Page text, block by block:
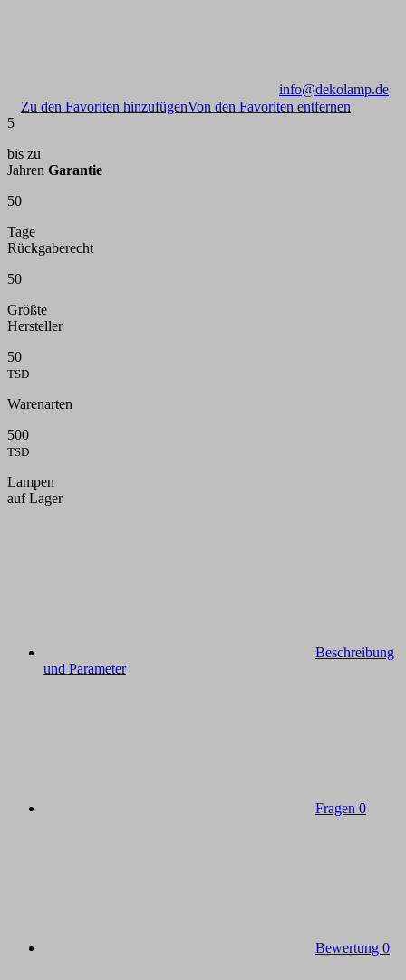
info@dekolamp.de
Zu den Favoriten hinzufügenVon den Favoriten entfernen
5
bis zu
Jahren Garantie
50
Tage
Rückgaberecht
50
Größte
Hersteller
50
TSD
Warenarten
500
TSD
Lampen
auf Lager
Beschreibung
und Parameter
Fragen 0
Bewertung 0